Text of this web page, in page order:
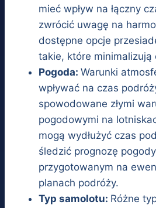
mieć wpływ na łączny
zwrócić uwagę na
dostępne opcje
takie, które minimalizują
Pogoda: Warunki
wpływać na czas
spowodowane złymi
pogodowymi na
mogą wydłużyć czas
śledzić prognozę
przygotowanym na
planach podróży.
Typ samolotu: Różne